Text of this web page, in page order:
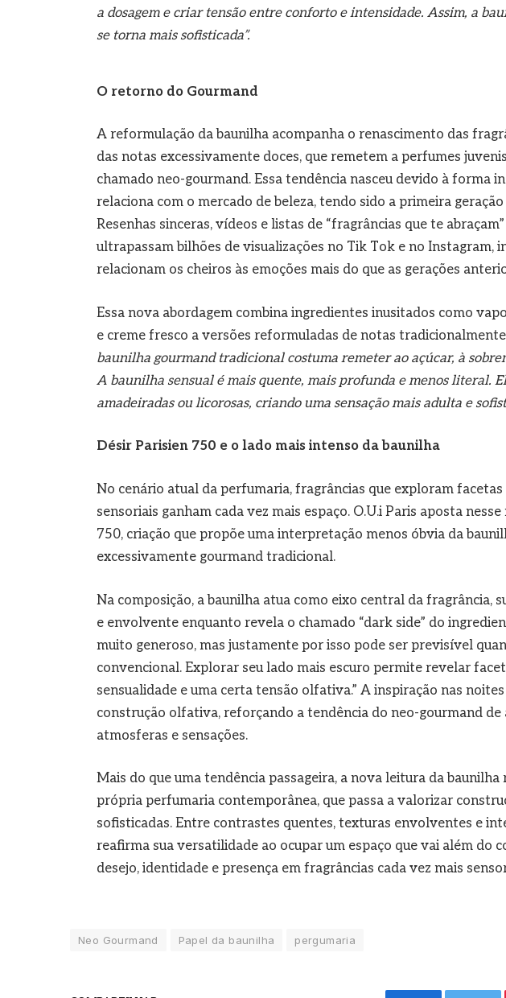
a dosagem e criar tensão entre conforto e intensidade. Assim, a
se torna mais sofisticada”.
O retorno do Gourmand
A reformulação da baunilha acompanha o renascimento das
das notas excessivamente doces, que remetem a perfumes
chamado neo-gourmand. Essa tendência nasceu devido à forma
relaciona com o mercado de beleza, tendo sido a primeira
Resenhas sinceras, vídeos e listas de “fragrâncias que te
ultrapassam bilhões de visualizações no Tik Tok e no Instagram,
relacionam os cheiros às emoções mais do que as gerações
Essa nova abordagem combina ingredientes inusitados como
e creme fresco a versões reformuladas de notas tradicionalmente
baunilha gourmand tradicional costuma remeter ao açúcar, à
A baunilha sensual é mais quente, mais profunda e menos literal.
amadeiradas ou licorosas, criando uma sensação mais adulta e
Désir Parisien 750 e o lado mais intenso da baunilha
No cenário atual da perfumaria, fragrâncias que exploram
sensoriais ganham cada vez mais espaço. O.U.i Paris aposta
750, criação que propõe uma interpretação menos óbvia da
excessivamente gourmand tradicional.
Na composição, a baunilha atua como eixo central da fragrância,
e envolvente enquanto revela o chamado “dark side” do
muito generoso, mas justamente por isso pode ser previsível
convencional. Explorar seu lado mais escuro permite revelar
sensualidade e uma certa tensão olfativa.” A inspiração nas
construção olfativa, reforçando a tendência do neo-gourmand de
atmosferas e sensações.
Mais do que uma tendência passageira, a nova leitura da
própria perfumaria contemporânea, que passa a valorizar
sofisticadas. Entre contrastes quentes, texturas envolventes e
reafirma sua versatilidade ao ocupar um espaço que vai além do
desejo, identidade e presença em fragrâncias cada vez mais
Neo Gourmand Papel da baunilha pergumaria